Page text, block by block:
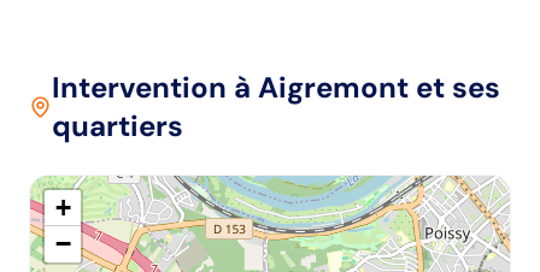
Intervention à Aigremontet ses
quartiers
+
−